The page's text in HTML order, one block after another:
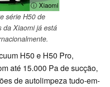
ⓘ Xiaomi
série H50 de
da Xiaomi já está
H50 e H50 Pro,
até 15.000 Pa de sucção,
de autolimpeza tudo-em-